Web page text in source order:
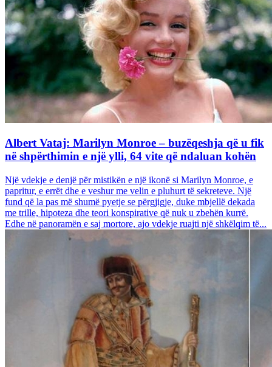
Albert Vataj: Marilyn Monroe – buzëqeshja që u fik
në shpërthimin e një ylli, 64 vite që ndaluan kohën
Një vdekje e denjë për mistikën e një ikonë si Marilyn Monroe, e
papritur, e errët dhe e veshur me velin e pluhurt të sekreteve. Një
fund që la pas më shumë pyetje se përgjigje, duke mbjellë dekada
me trille, hipoteza dhe teori konspirative që nuk u zbehën kurrë.
Edhe në panoramën e saj mortore, ajo vdekje ruajti një shkëlqim të...